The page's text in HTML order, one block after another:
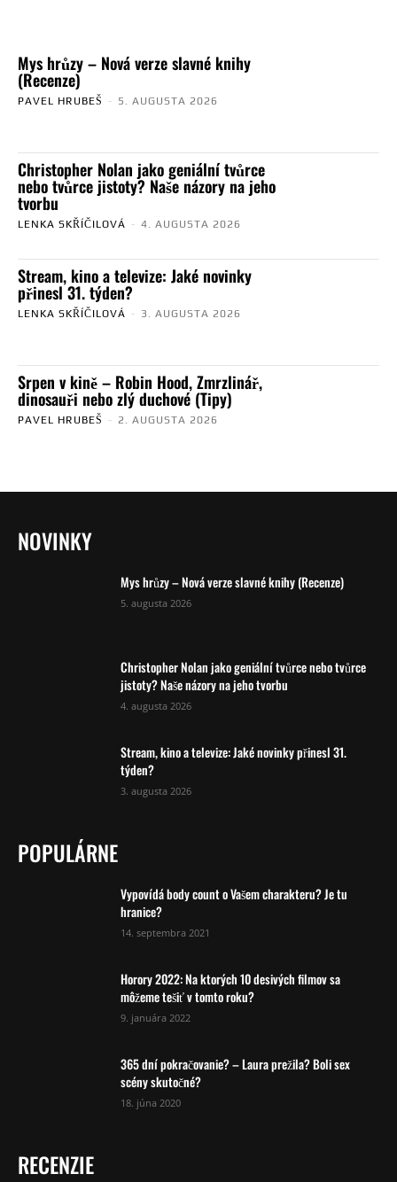
Mys hrůzy – Nová verze slavné knihy
(Recenze)
PAVEL HRUBEŠ - 5. AUGUSTA 2026
Christopher Nolan jako geniální tvůrce
nebo tvůrce jistoty? Naše názory na jeho
tvorbu
LENKA SKŘÍČILOVÁ - 4. AUGUSTA 2026
Stream, kino a televize: Jaké novinky
přinesl 31. týden?
LENKA SKŘÍČILOVÁ - 3. AUGUSTA 2026
Srpen v kině – Robin Hood, Zmrzlinář,
dinosauři nebo zlý duchové (Tipy)
PAVEL HRUBEŠ - 2. AUGUSTA 2026
NOVINKY
Mys hrůzy – Nová verze slavné knihy (Recenze)
5. augusta 2026
Christopher Nolan jako geniální tvůrce nebo tvůrce
jistoty? Naše názory na jeho tvorbu
4. augusta 2026
Stream, kino a televize: Jaké novinky přinesl 31.
týden?
3. augusta 2026
POPULÁRNE
Vypovídá body count o Vašem charakteru? Je tu
hranice?
14. septembra 2021
Horory 2022: Na ktorých 10 desivých filmov sa
môžeme tešiť v tomto roku?
9. januára 2022
365 dní pokračovanie? – Laura prežila? Boli sex
scény skutočné?
18. júna 2020
RECENZIE